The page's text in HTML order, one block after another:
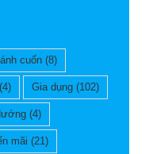
cuốn (8)
(4) Gia dụng (102)
(4)
mãi (21)